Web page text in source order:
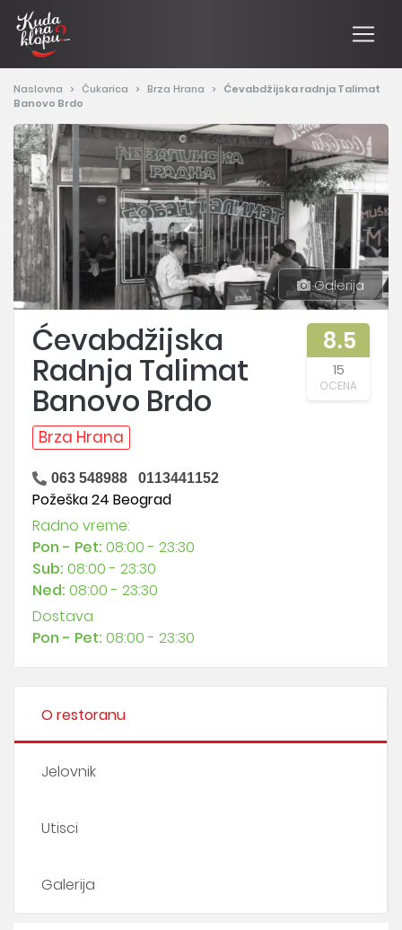
Naslovna Čukarica Brza Hrana
Ćevabdžijska radnja Talimat
Banovo Brdo
Galerija
Ćevabdžijska
Radnja Talimat
Banovo Brdo
Brza Hrana
063 548988 0113441152
Požeška 24 Beograd
Radno vreme:
Pon - Pet: 08:00 - 23:30
Sub: 08:00 - 23:30
Ned: 08:00 - 23:30
Dostava
Pon - Pet: 08:00 - 23:30
8.5
15
OCENA
O restoranu
Jelovnik
Utisci
Galerija